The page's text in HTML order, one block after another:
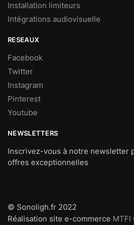
Installation limiteurs
Intégrations audiovisuelle
RESEAUX
Facebook
Twitter
Instagram
Pinterest
Youtube
NEWSLETTERS
Inscrivez-vous à notre newsletter
offres exceptionnelles
© Sonoligh.fr 2022
Réalisation site e-commerce MTFI